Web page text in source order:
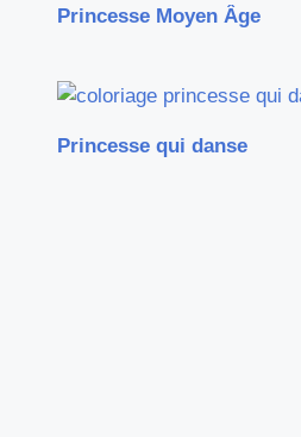
Princesse Moyen Âge
Princesse qui danse